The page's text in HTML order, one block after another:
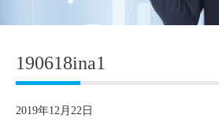
190618ina1
2019年12月22日